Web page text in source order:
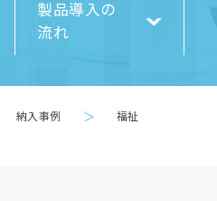
製品導入の
流れ
納入事例 ＞ 福祉